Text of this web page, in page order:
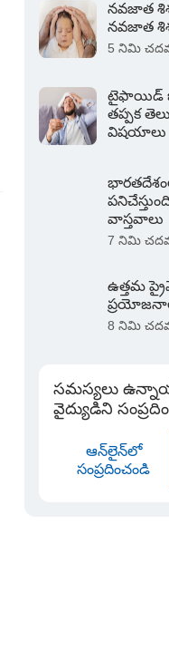
నవజాత
నవజాత
5 నిమి
టైఫాయిడ్
తప్పక
విషయాలు
వాస్తవాలు
7 నిమి
ఉత్తమ
8 నిమి
సమస్యలు
వైద్యుడిని
ఆన్‌లైన్‌లో
సంప్రదించండి